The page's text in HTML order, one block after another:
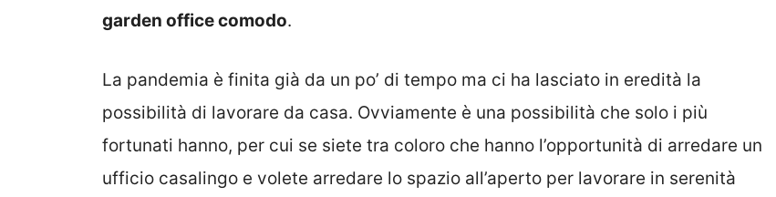
garden office comodo.
La pandemia è finita già da un po’ di tempo ma ci ha lasciato in eredità la
possibilità di lavorare da casa. Ovviamente è una possibilità che solo i più
fortunati hanno, per cui se siete tra coloro che hanno l’opportunità di arredare un
ufficio casalingo e volete arredare lo spazio all’aperto per lavorare in serenità